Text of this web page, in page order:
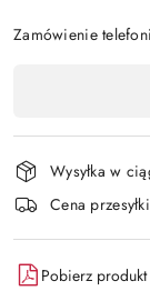
Zamówienie
dostawa
Wysyłka w
Cena
Pobierz